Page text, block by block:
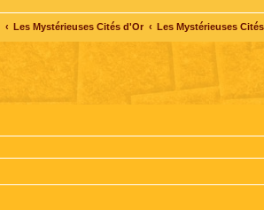
Les Mystérieuses Cités d'Or Les Mystérieuses